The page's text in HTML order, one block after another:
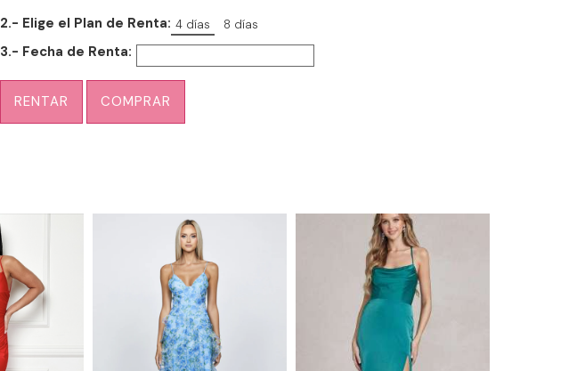
2.- Elige el Plan de Renta: 4 días 8 días
3.- Fecha de Renta:
RENTAR COMPRAR